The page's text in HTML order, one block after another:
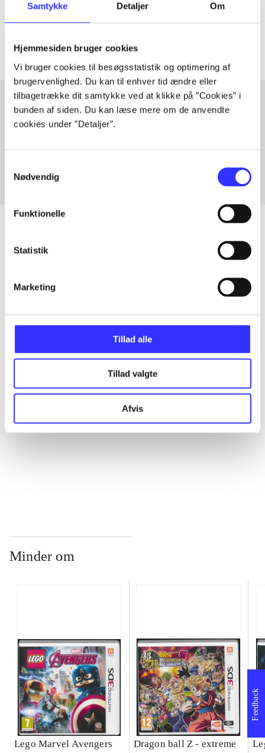
Samtykke Detaljer Om
Hjemmesiden bruger cookies
Vi bruger cookies til besøgsstatistik og optimering af
brugervenlighed. Du kan til enhver tid ændre eller
tilbagetrække dit samtykke ved at klikke på ”Cookies” i
bunden af siden. Du kan læse mere om de anvendte
cookies under ”Detaljer”.
Nødvendig
Funktionelle
Statistik
Marketing
Tillad alle
Tillad valgte
Afvis
Tidsskrift
Artiklerne i handler ofte om
Artikler med samme emner
...
...
Minder om
Lego Marvel Avengers
Dragon ball Z - extreme
Feedback